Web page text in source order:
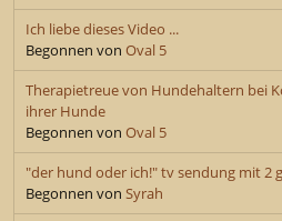
Ich liebe dieses Video ...
Begonnen von Oval 5
Therapietreue von Hundehaltern bei
ihrer Hunde
Begonnen von Oval 5
"der hund oder ich!" tv sendung mit 2
Begonnen von Syrah